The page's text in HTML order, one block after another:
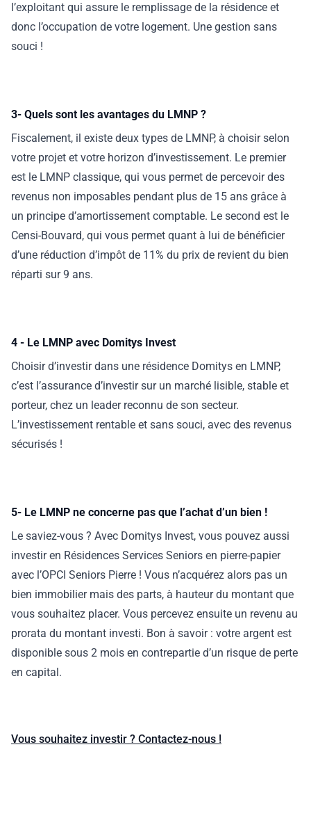
l’exploitant qui assure le remplissage de la résidence et
donc l’occupation de votre logement. Une gestion sans
souci !
3- Quels sont les avantages du LMNP ?
Fiscalement, il existe deux types de LMNP, à choisir selon
votre projet et votre horizon d’investissement. Le premier
est le LMNP classique, qui vous permet de percevoir des
revenus non imposables pendant plus de 15 ans grâce à
un principe d’amortissement comptable. Le second est le
Censi-Bouvard, qui vous permet quant à lui de bénéficier
d’une réduction d’impôt de 11% du prix de revient du bien
réparti sur 9 ans.
4 - Le LMNP avec Domitys Invest
Choisir d’investir dans une résidence Domitys en LMNP,
c’est l’assurance d’investir sur un marché lisible, stable et
porteur, chez un leader reconnu de son secteur.
L’investissement rentable et sans souci, avec des revenus
sécurisés !
5- Le LMNP ne concerne pas que l’achat d’un bien !
Le saviez-vous ? Avec Domitys Invest, vous pouvez aussi
investir en Résidences Services Seniors en pierre-papier
avec l’OPCI Seniors Pierre ! Vous n’acquérez alors pas un
bien immobilier mais des parts, à hauteur du montant que
vous souhaitez placer. Vous percevez ensuite un revenu au
prorata du montant investi. Bon à savoir : votre argent est
disponible sous 2 mois en contrepartie d’un risque de perte
en capital.
Vous souhaitez investir ? Contactez-nous !